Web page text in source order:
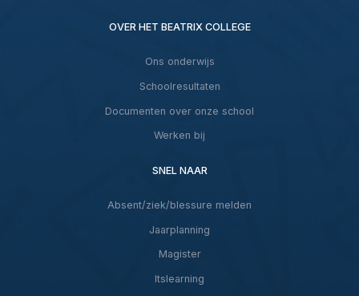
OVER HET BEATRIX COLLEGE
Ons onderwijs
Schoolresultaten
Documenten over onze school
Werken bij
SNEL NAAR
Absent/ziek/blessure melden
Jaarplanning
Magister
Itslearning